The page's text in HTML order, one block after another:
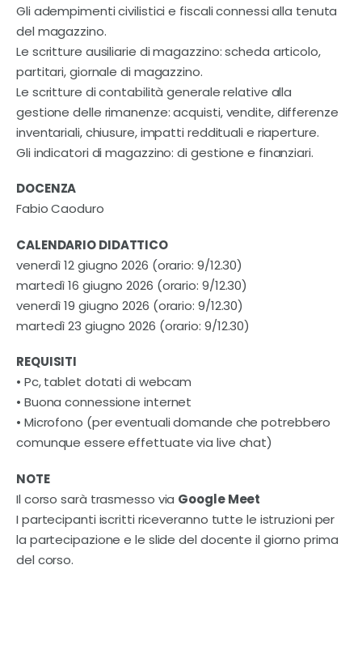
Gli adempimenti civilistici e fiscali connessi alla tenuta
del magazzino.
Le scritture ausiliarie di magazzino: scheda articolo,
partitari, giornale di magazzino.
Le scritture di contabilità generale relative alla
gestione delle rimanenze: acquisti, vendite, differenze
inventariali, chiusure, impatti reddituali e riaperture.
Gli indicatori di magazzino: di gestione e finanziari.
DOCENZA
Fabio Caoduro
CALENDARIO DIDATTICO
venerdì 12 giugno 2026 (orario: 9/12.30)
martedì 16 giugno 2026 (orario: 9/12.30)
venerdì 19 giugno 2026 (orario: 9/12.30)
martedì 23 giugno 2026 (orario: 9/12.30)
REQUISITI
• Pc, tablet dotati di webcam
• Buona connessione internet
• Microfono (per eventuali domande che potrebbero
comunque essere effettuate via live chat)
NOTE
Il corso sarà trasmesso via Google Meet
I partecipanti iscritti riceveranno tutte le istruzioni per
la partecipazione e le slide del docente il giorno prima
del corso.